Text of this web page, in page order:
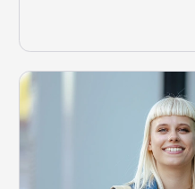
Weiterlesen